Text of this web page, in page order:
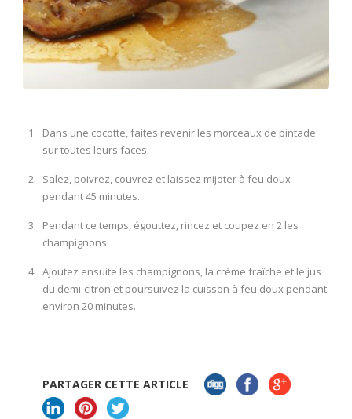
Dans une cocotte, faites revenir les morceaux de pintade
sur toutes leurs faces.
Salez, poivrez, couvrez et laissez mijoter à feu doux
pendant 45 minutes.
Pendant ce temps, égouttez, rincez et coupez en 2 les
champignons.
Ajoutez ensuite les champignons, la crème fraîche et le jus
du demi-citron et poursuivez la cuisson à feu doux pendant
environ 20 minutes.
PARTAGER CETTE ARTICLE